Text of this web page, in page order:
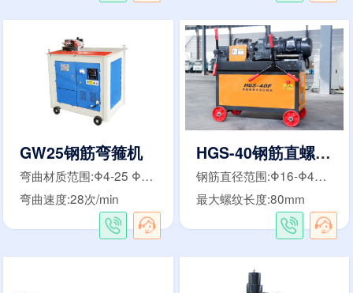
GW25钢筋弯箍机
弯曲材质范围:Φ4-25 Φ4-22mm
弯曲速度:28次/min
HGS-40钢筋直螺纹滚丝机
钢筋直径范围:Φ16-Φ40mm
最大螺纹长度:80mm